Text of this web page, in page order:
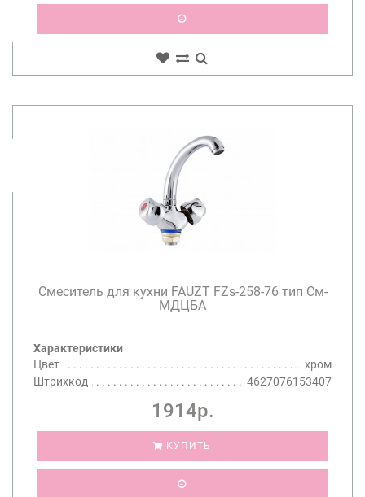
Смеситель для кухни FAUZT FZs-258-76 тип См-
МДЦБА
Характеристики
Цвет
хром
Штрихкод
4627076153407
1914р.
КУПИТЬ